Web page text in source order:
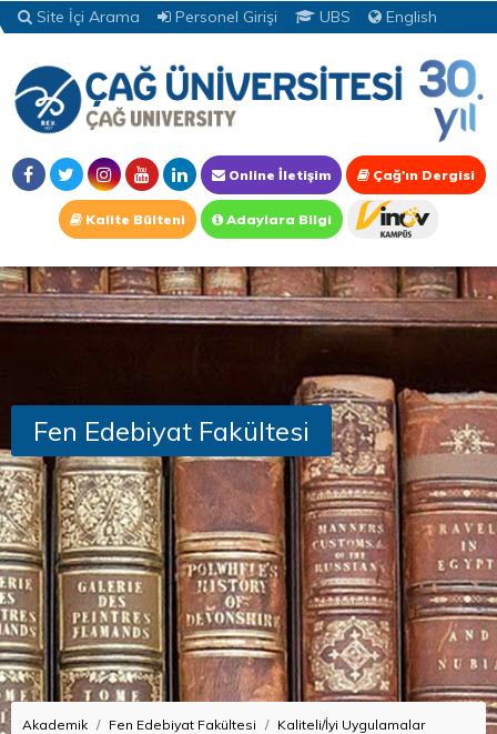
Site İçi Arama Personel Girişi UBS English
Online İletişim Çağ'ın Dergisi
Kalite Bülteni Adaylara Bilgi
Fen Edebiyat Fakültesi
Akademik Fen Edebiyat Fakültesi
Kaliteli/İyi Uygulamalar